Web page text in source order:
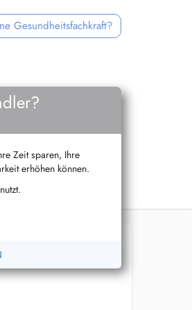
Gesundheitsfachkraft?
Zeit sparen, Ihre
erhöhen können.